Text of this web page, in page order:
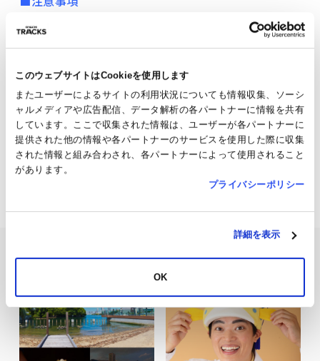
このウェブサイトはCookieを使用します
またユーザーによるサイトの利用状況についても情報収集、ソーシ
ャルメディアや広告配信、データ解析の各パートナーに情報を共有
しています。ここで収集された情報は、ユーザーが各パートナーに
提供された他の情報や各パートナーのサービスを使用した際に収集
された情報と組み合わされ、各パートナーによって使用されること
があります。
プライバシーポリシー
詳細を表示
OK
・イベント当日は、会場の特設受付にてスマートフ
ォンの「受付完了画面」をご提示いただき、指定席
・本イベントの座席指定券の転売・譲渡は固くお断
りいたします。
・定員到達後のキャンセル待ちにつきましては、キ
ャンセルが発生した場合のみメールにて通知いたし
ます。
イベント一覧を見る